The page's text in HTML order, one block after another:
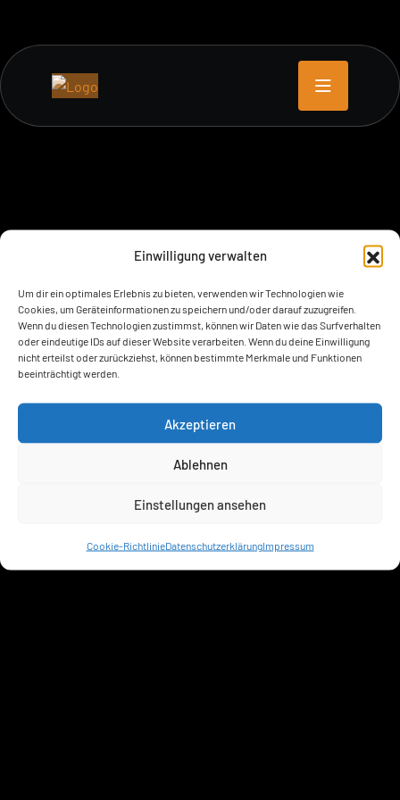
Einwilligung verwalten
Um dir ein optimales Erlebnis zu bieten, verwenden wir Technologien wie
Cookies, um Geräteinformationen zu speichern und/oder darauf zuzugreifen.
Wenn du diesen Technologien zustimmst, können wir Daten wie das Surfverhalten
oder eindeutige IDs auf dieser Website verarbeiten. Wenn du deine Einwilligung
nicht erteilst oder zurückziehst, können bestimmte Merkmale und Funktionen
beeinträchtigt werden.
Akzeptieren
Ablehnen
Einstellungen ansehen
Cookie-RichtlinieDatenschutzerklärungImpressum